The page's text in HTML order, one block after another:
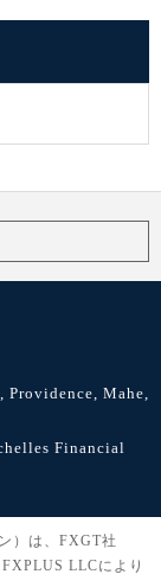
Mahe,
Financial
）は、FXGT社
LLCにより